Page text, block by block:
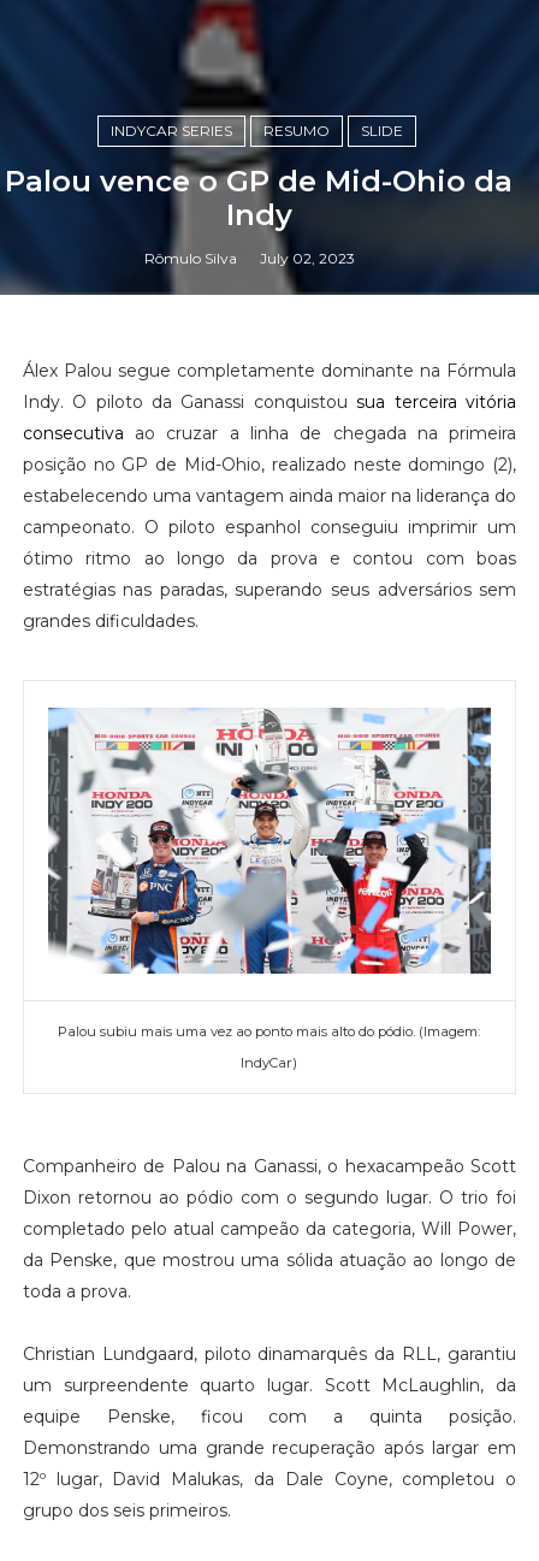
INDYCAR SERIES RESUMO SLIDE
Palou vence o GP de Mid-Ohio da
Indy
Rômulo Silva July 02, 2023
Álex Palou segue completamente dominante na Fórmula
Indy. O piloto da Ganassi conquistousua terceira vitória
consecutiva ao cruzar a linha de chegada na primeira
posição no GP de Mid-Ohio, realizado neste domingo (2),
estabelecendo uma vantagem ainda maior na liderança do
campeonato. O piloto espanhol conseguiu imprimir um
ótimo ritmo ao longo da prova e contou com boas
estratégias nas paradas, superando seus adversários sem
grandes dificuldades.
Palou subiu mais uma vez ao ponto mais alto do pódio. (Imagem:
IndyCar)
Companheiro de Palou na Ganassi, o hexacampeão Scott
Dixon retornou ao pódio com o segundo lugar. O trio foi
completado pelo atual campeão da categoria, Will Power,
da Penske, que mostrou uma sólida atuação ao longo de
toda a prova.
Christian Lundgaard, piloto dinamarquês da RLL, garantiu
um surpreendente quarto lugar. Scott McLaughlin, da
equipe Penske, ficou com a quinta posição.
Demonstrando uma grande recuperação após largar em
12º lugar, David Malukas, da Dale Coyne, completou o
grupo dos seis primeiros.